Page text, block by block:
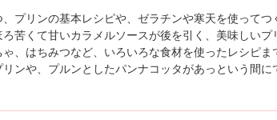
、プリンの基本レシピや、ゼラチンや寒天を使って
苦くて甘いカラメルソースが後を引く、美味しい
、はちみつなど、いろいろな食材を使ったレシピま
ンや、プルンとしたパンナコッタがあっという間